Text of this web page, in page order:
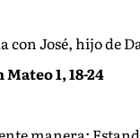
con José, hijo de
1, 18-24